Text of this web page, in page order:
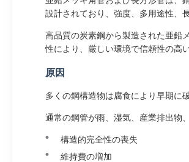
設計されており、強度、多用途性、
高品質の炭素鋼から製造された亜鉛
性により、厳しい環境で信頼性の高
原因
多くの鋼構造物は腐食により早期に
通常の鋼管が雨、湿気、産業排出物
構造的完全性の喪失
維持費の増加